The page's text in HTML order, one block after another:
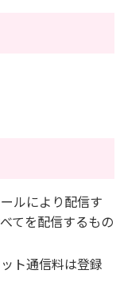
ルにより配信す
てを配信するもの
ト通信料は登録